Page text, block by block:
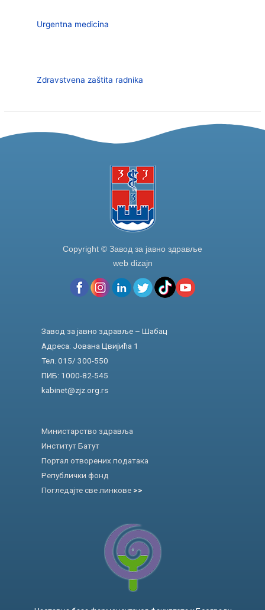
Urgentna medicina
Zdravstvena zaštita radnika
Copyright © Завод за јавно здравље
web dizajn
Завод за јавно здравље – Шабац
Адреса: Јована Цвијића 1
Тел. 015/ 300-550
ПИБ: 1000-82-545
kabinet@zjz.org.rs
Министарство здравља
Институт Батут
Портал отворених података
Републички фонд
Погледајте све линкове >>